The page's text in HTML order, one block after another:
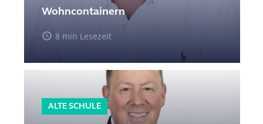
Wohncontainern
access_time 8 min Lesezeit
ALTE SCHULE